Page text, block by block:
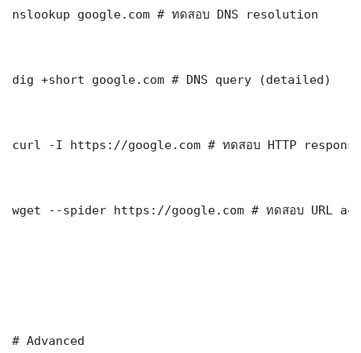
nslookup google.com # ทดสอบ DNS resolution
dig +short google.com # DNS query (detailed)
curl -I https://google.com # ทดสอบ HTTP
wget --spider https://google.com # ทดสอบ URL
# Advanced